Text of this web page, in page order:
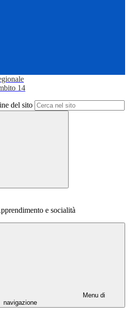
14
del sito
e socialità
Menu di
navigazione